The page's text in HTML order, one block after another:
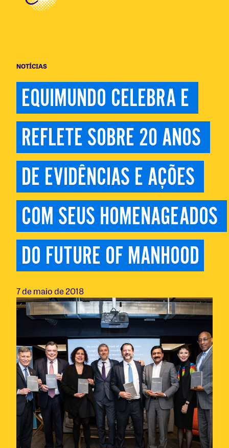
NOTÍCIAS
EQUIMUNDO CELEBRA E
REFLETE SOBRE 20 ANOS
DE EVIDÊNCIAS E AÇÕES
COM SEUS HOMENAGEADOS
DO FUTURE OF MANHOOD
7 de maio de 2018